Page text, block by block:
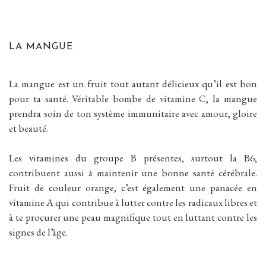
LA MANGUE
La mangue est un fruit tout autant délicieux qu’il est bon
pour ta santé. Véritable bombe de vitamine C, la mangue
prendra soin de ton système immunitaire avec amour, gloire
et beauté.
Les vitamines du groupe B présentes, surtout la B6,
contribuent aussi à maintenir une bonne santé cérébrale.
Fruit de couleur orange, c’est également une panacée en
vitamine A qui contribue à lutter contre les radicaux libres et
à te procurer une peau magnifique tout en luttant contre les
signes de l’âge.